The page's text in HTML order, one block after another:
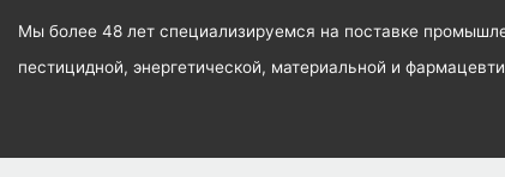
Мы более 48 лет специализируемся на поставке
пестицидной, энергетической, материальной и